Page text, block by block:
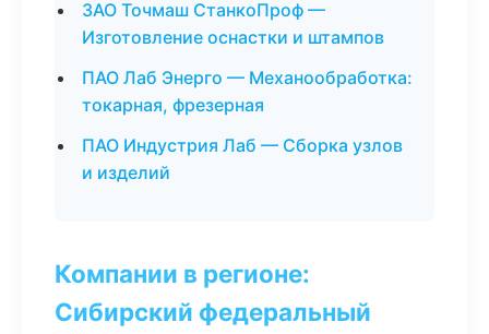
ЗАО Точмаш СтанкоПроф —
Изготовление оснастки и штампов
ПАО Лаб Энерго — Механообработка:
токарная, фрезерная
ПАО Индустрия Лаб — Сборка узлов
и изделий
Компании в регионе:
Сибирский федеральный